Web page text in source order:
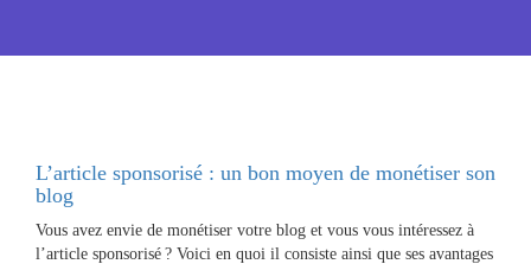
L’article sponsorisé : un bon moyen de monétiser son
blog
Vous avez envie de monétiser votre blog et vous vous intéressez à
l’article sponsorisé ? Voici en quoi il consiste ainsi que ses avantages